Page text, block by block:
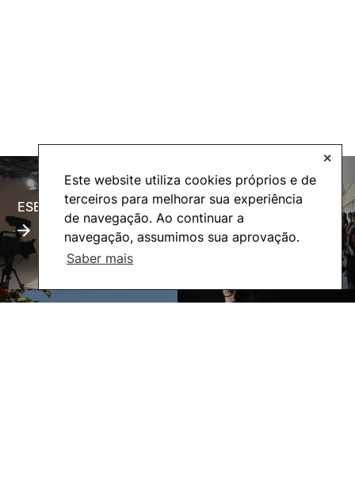
Este website utiliza cookies próprios e de
terceiros para melhorar sua experiência
de navegação. Ao continuar a
navegação, assumimos sua aprovação.
Saber mais
✕
ESECTV Alumni